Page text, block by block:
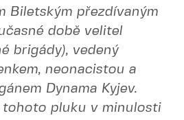
Biletským přezdívaným
době velitel
brigády), vedený
neonacistou a
Dynama Kyjev.
pluku v minulosti